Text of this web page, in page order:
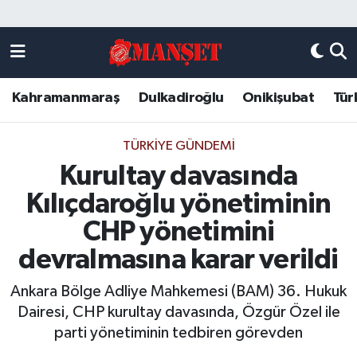
Kahramanmaraş Dulkadiroğlu Onikişubat
TÜRKIYE GÜNDEMI
Kurultay davasında
Kılıçdaroğlu yönetiminin
CHP yönetimini
devralmasına karar verildi
Ankara Bölge Adliye Mahkemesi (BAM) 36. Hukuk
Dairesi, CHP kurultay davasında, Özgür Özel ile
parti yönetiminin tedbiren görevden
DULKADİROĞLU
KAHRAMANMARAŞ
ONİKİŞUBAT
ÖZEL HABER
Künye
Kahramanmaraş Nöbetçi Eczaneler
Kahramanmaraş Hava Durumu
Kahramanmaraş Trafik Yoğunluk Haritası
Süper Lig Puan Durumu ve Fikstür
Tüm Manşetler
Son Dakika Haberleri
Haber Arşivi